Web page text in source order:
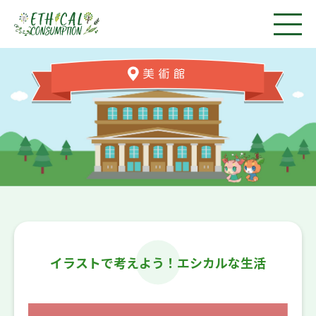
イラストで考えよう！エシカルな生活